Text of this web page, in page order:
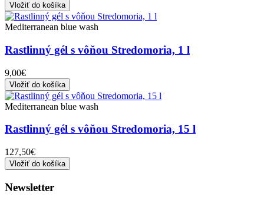
Vložiť do košíka
Mediterranean blue wash
Rastlinný gél s vôňou Stredomoria, 1 l
9,00€
Vložiť do košíka
Mediterranean blue wash
Rastlinný gél s vôňou Stredomoria, 15 l
127,50€
Vložiť do košíka
Newsletter